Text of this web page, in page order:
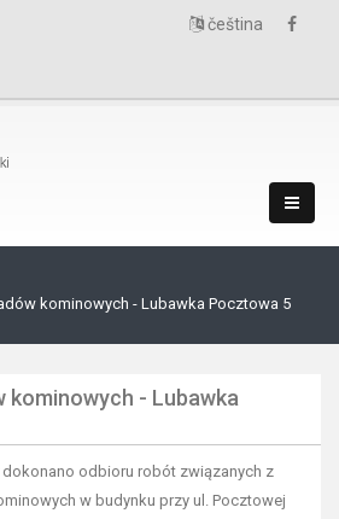
čeština
kominowych - Lubawka Pocztowa 5
kominowych - Lubawka
dokonano odbioru robót związanych z
w budynku przy ul. Pocztowej